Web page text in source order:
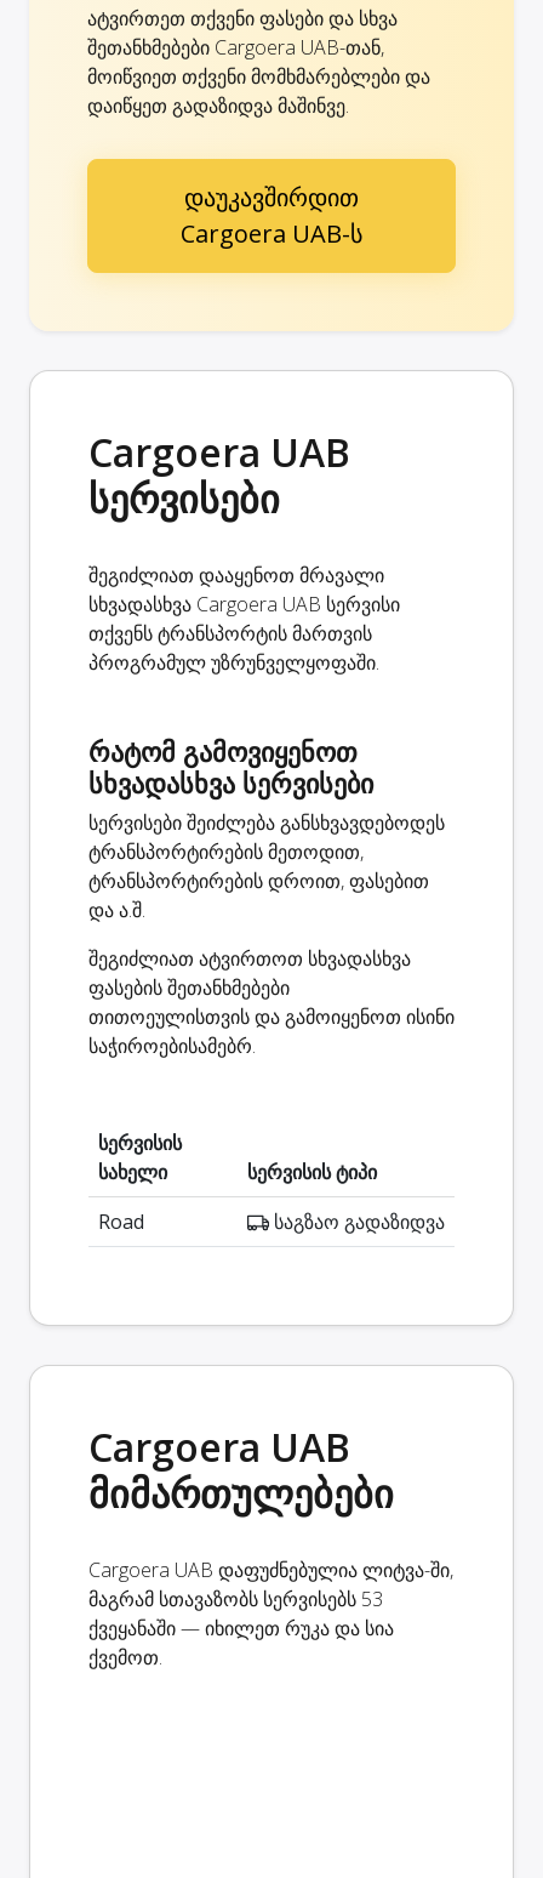
ატვირთეთ თქვენი ფასები და სხვა
შეთანხმებები Cargoera UAB-თან,
მოიწვიეთ თქვენი მომხმარებლები და
დაიწყეთ გადაზიდვა მაშინვე.
დაუკავშირდით
Cargoera UAB-ს
Cargoera UAB
სერვისები
შეგიძლიათ დააყენოთ მრავალი
სხვადასხვა Cargoera UAB სერვისი
თქვენს ტრანსპორტის მართვის
პროგრამულ უზრუნველყოფაში.
რატომ გამოვიყენოთ
სხვადასხვა სერვისები
სერვისები შეიძლება განსხვავდებოდეს
ტრანსპორტირების მეთოდით,
ტრანსპორტირების დროით, ფასებით
და ა.შ.
შეგიძლიათ ატვირთოთ სხვადასხვა
ფასების შეთანხმებები
თითოეულისთვის და გამოიყენოთ ისინი
საჭიროებისამებრ.
სერვისის
სახელი
სერვისის ტიპი
Road
საგზაო გადაზიდვა
Cargoera UAB
მიმართულებები
Cargoera UAB დაფუძნებულია ლიტვა-ში,
მაგრამ სთავაზობს სერვისებს 53
ქვეყანაში — იხილეთ რუკა და სია
ქვემოთ.